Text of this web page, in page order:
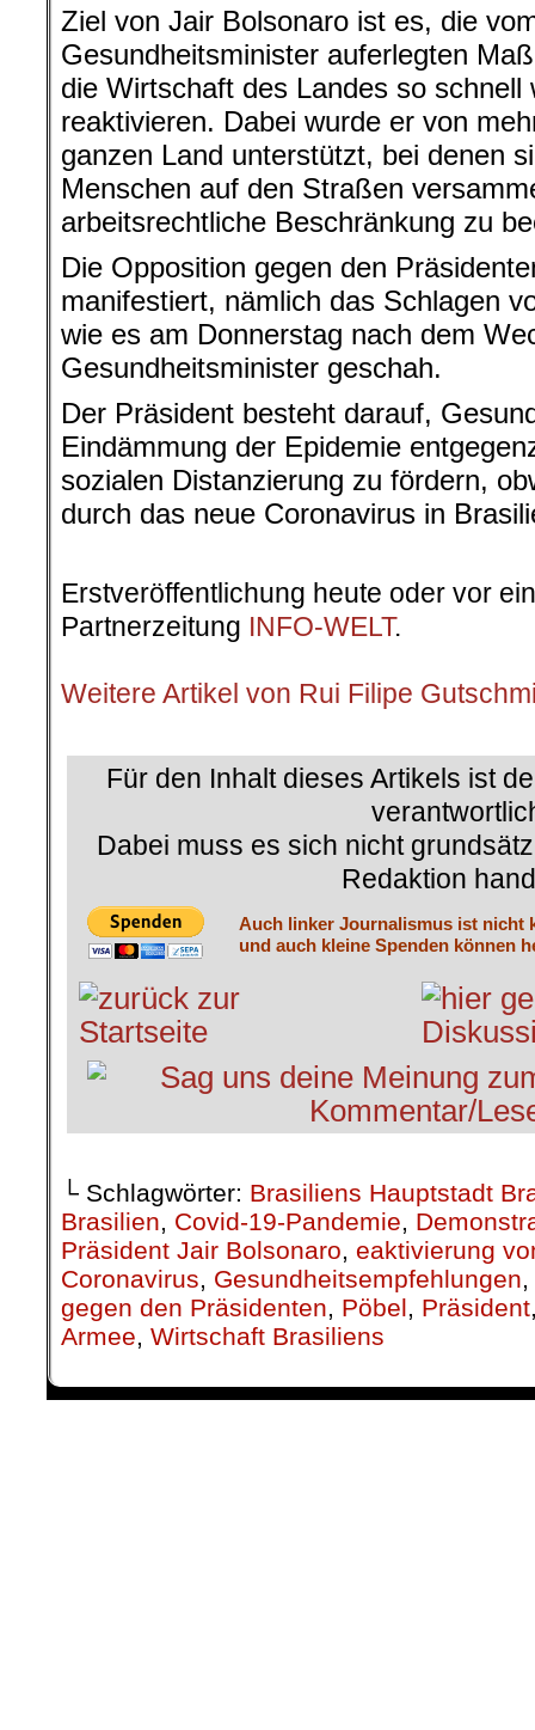
Ziel von Jair Bolsonaro ist es, die
Gesundheitsminister auferlegten
die Wirtschaft des Landes so schnell
reaktivieren. Dabei wurde er von
ganzen Land unterstützt, bei denen
Menschen auf den Straßen
arbeitsrechtliche Beschränkung zu
Die Opposition gegen den
manifestiert, nämlich das Schlagen
wie es am Donnerstag nach dem
Gesundheitsminister geschah.
Der Präsident besteht darauf,
Eindämmung der Epidemie
sozialen Distanzierung zu fördern,
durch das neue Coronavirus in
Erstveröffentlichung heute oder vor
Partnerzeitung INFO-WELT.
Weitere Artikel von Rui Filipe
Für den Inhalt dieses Artikels ist
Dabei muss es sich nicht
Redaktion
Auch linker Journalismus ist nicht
und auch kleine Spenden können
└ Schlagwörter: Brasiliens Hauptstadt
Brasilien, Covid-19-Pandemie,
Präsident Jair Bolsonaro, eaktivierung
Coronavirus, Gesundheitsempfehlungen,
gegen den Präsidenten, Pöbel, Präsident
Armee, Wirtschaft Brasiliens